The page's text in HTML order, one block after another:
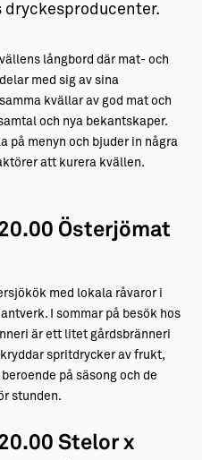
långbord där mat- och
med sig av sina
kvällar av god mat och
och nya bekantskaper.
på menyn och bjuder in några
att kurera kvällen.
Österjömat
med lokala råvaror i
I sommar på besök hos
är ett litet gårdsbränneri
spritdrycker av frukt,
på säsong och de
stunden.
Stelor x